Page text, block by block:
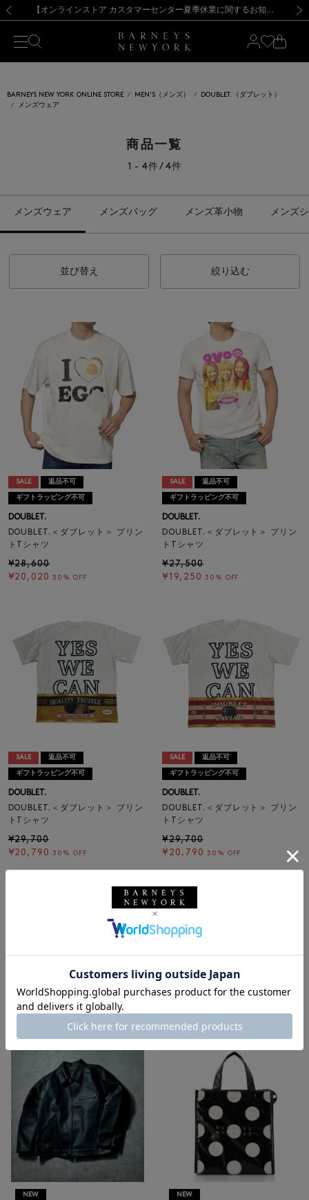
新規登録のお客様も対象！＜MY BARNEYS＞会員のお客様は11,000円（税込）以上のお買上げで常時送料無料！お買い物の際は会員登録を！
【夏季休業に伴う出荷一時停止のお知らせ】(2026.8.7) 【オンラインストア カスタマーセンター夏季休業に関するお知らせ】（2026.8.7）
【夏季休業に伴う返品・交換承り一時停止のお知らせ】（2026.8.5）
熊本県を中心とした地震の影響によるお荷物のお届けについて
【開催中】SUMMER SALEのご案内・ご注意事項 新規登録のお客様も対象！＜MY BARNEYS＞会員のお客様は11,000円（税込）以上のお買上げで常時送料無料！お買い物の際は会員登録を！
【夏季休業に伴う出荷一時停止のお知らせ】(2026.8.7)
BARNEYS NEW YORK ONLINE STORE MEN'S（メンズ）
DOUBLET.（ダブレット）
メンズウェア
商品一覧
1 - 4件 / 4件
メンズウェア メンズバッグ メンズ革小物 メンズ
並び替え 絞り込む
SALE 返品不可
ギフトラッピング不可
DOUBLET.
DOUBLET.＜ダブレット＞ プリン
トTシャツ
¥28,600
¥20,020 30% OFF
SALE 返品不可
ギフトラッピング不可
DOUBLET.
DOUBLET.＜ダブレット＞ プリン
トTシャツ
¥27,500
¥19,250 30% OFF
SALE 返品不可
ギフトラッピング不可
DOUBLET.
DOUBLET.＜ダブレット＞ プリン
トTシャツ
¥29,700
¥20,790 30% OFF
SALE 返品不可
ギフトラッピング不可
DOUBLET.
DOUBLET.＜ダブレット＞ プリン
トTシャツ
¥29,700
¥20,790 30% OFF
1
メンズアクセサリー
RECOMMEND
NEW NEW